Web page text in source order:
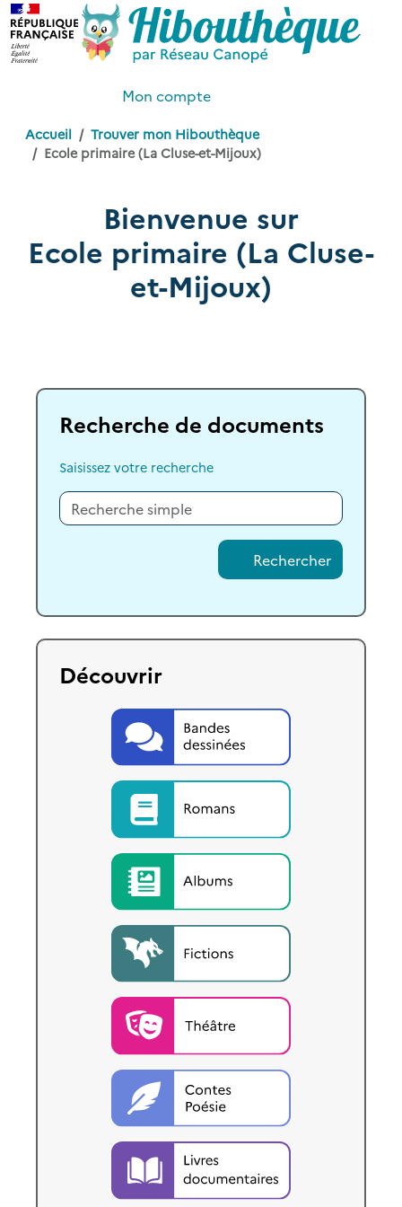
Mon compte
Accueil
Trouver mon Hibouthèque
Ecole primaire (La Cluse-et-Mijoux)
Bienvenue sur
Ecole primaire (La Cluse-
et-Mijoux)
Recherche de documents
Saisissez votre recherche
Rechercher
Découvrir